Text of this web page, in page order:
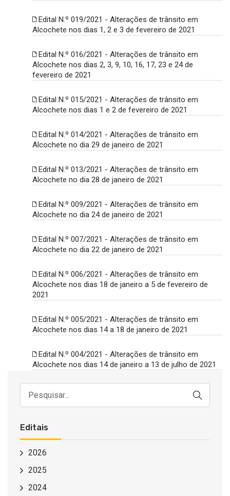
Edital N.º 019/2021 - Alterações de trânsito em
Alcochete nos dias 1, 2 e 3 de fevereiro de 2021
Edital N.º 016/2021 - Alterações de trânsito em
Alcochete nos dias 2, 3, 9, 10, 16, 17, 23 e 24 de
fevereiro de 2021
Edital N.º 015/2021 - Alterações de trânsito em
Alcochete nos dias 1 e 2 de fevereiro de 2021
Edital N.º 014/2021 - Alterações de trânsito em
Alcochete no dia 29 de janeiro de 2021
Edital N.º 013/2021 - Alterações de trânsito em
Alcochete no dia 28 de janeiro de 2021
Edital N.º 009/2021 - Alterações de trânsito em
Alcochete no dia 24 de janeiro de 2021
Edital N.º 007/2021 - Alterações de trânsito em
Alcochete no dia 22 de janeiro de 2021
Edital N.º 006/2021 - Alterações de trânsito em
Alcochete nos dias 18 de janeiro a 5 de fevereiro de
2021
Edital N.º 005/2021 - Alterações de trânsito em
Alcochete nos dias 14 a 18 de janeiro de 2021
Edital N.º 004/2021 - Alterações de trânsito em
Alcochete nos dias 14 de janeiro a 13 de julho de 2021
Editais
2026
2025
2024